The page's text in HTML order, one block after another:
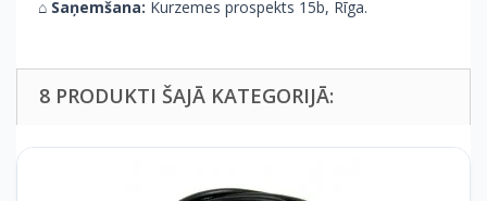
⌂ Saņemšana: Kurzemes prospekts 15b, Rīga.
8 PRODUKTI ŠAJĀ KATEGORIJĀ: